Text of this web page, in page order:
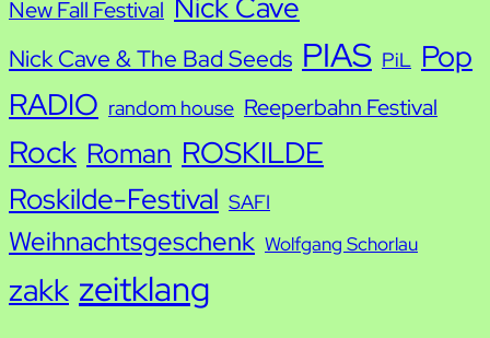
New Fall Festival
Nick Cave & The Bad Seeds PIAS PiL Pop
RADIO random house Reeperbahn Festival
Rock Roman ROSKILDE
Roskilde-Festival SAFI
Weihnachtsgeschenk Wolfgang Schorlau
zakk zeitklang